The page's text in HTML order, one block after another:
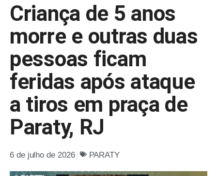
Criança de 5 anos
morre e outras duas
pessoas ficam
feridas após ataque
a tiros em praça de
Paraty, RJ
6 de julho de 2026 PARATY